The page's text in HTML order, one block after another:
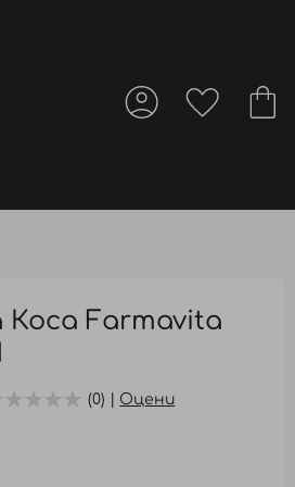
Farmavita
(0) | Оцени